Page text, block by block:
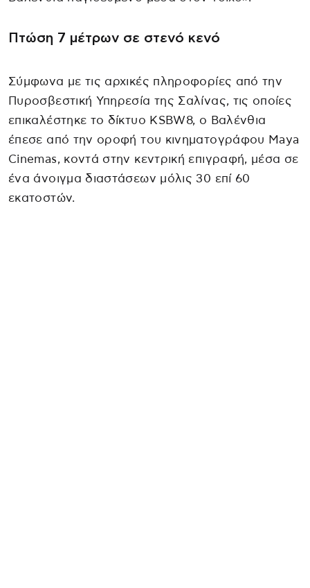
Πτώση 7 μέτρων σε στενό κενό
Σύμφωνα με τις αρχικές πληροφορίες από την
Πυροσβεστική Υπηρεσία της Σαλίνας, τις οποίες
επικαλέστηκε το δίκτυο KSBW8, ο Βαλένθια
έπεσε από την οροφή του κινηματογράφου Maya
Cinemas, κοντά στην κεντρική επιγραφή, μέσα σε
ένα άνοιγμα διαστάσεων μόλις 30 επί 60
εκατοστών.